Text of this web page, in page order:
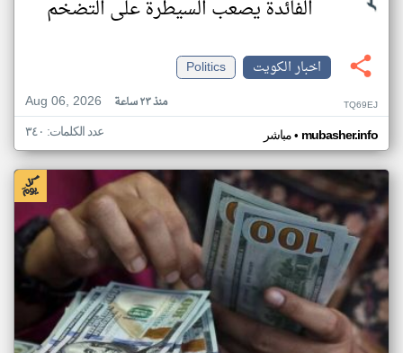
الفائدة يصعب السيطرة على التضخم
اخبار الكويت
Politics
Aug 06, 2026
منذ ٢٣ ساعة TQ69EJ
مباشر• mubasher.info عدد الكلمات: ٣٤٠